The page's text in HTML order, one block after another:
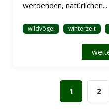
werdenden, natürlichen...
wildvögel winterzeit
1 2